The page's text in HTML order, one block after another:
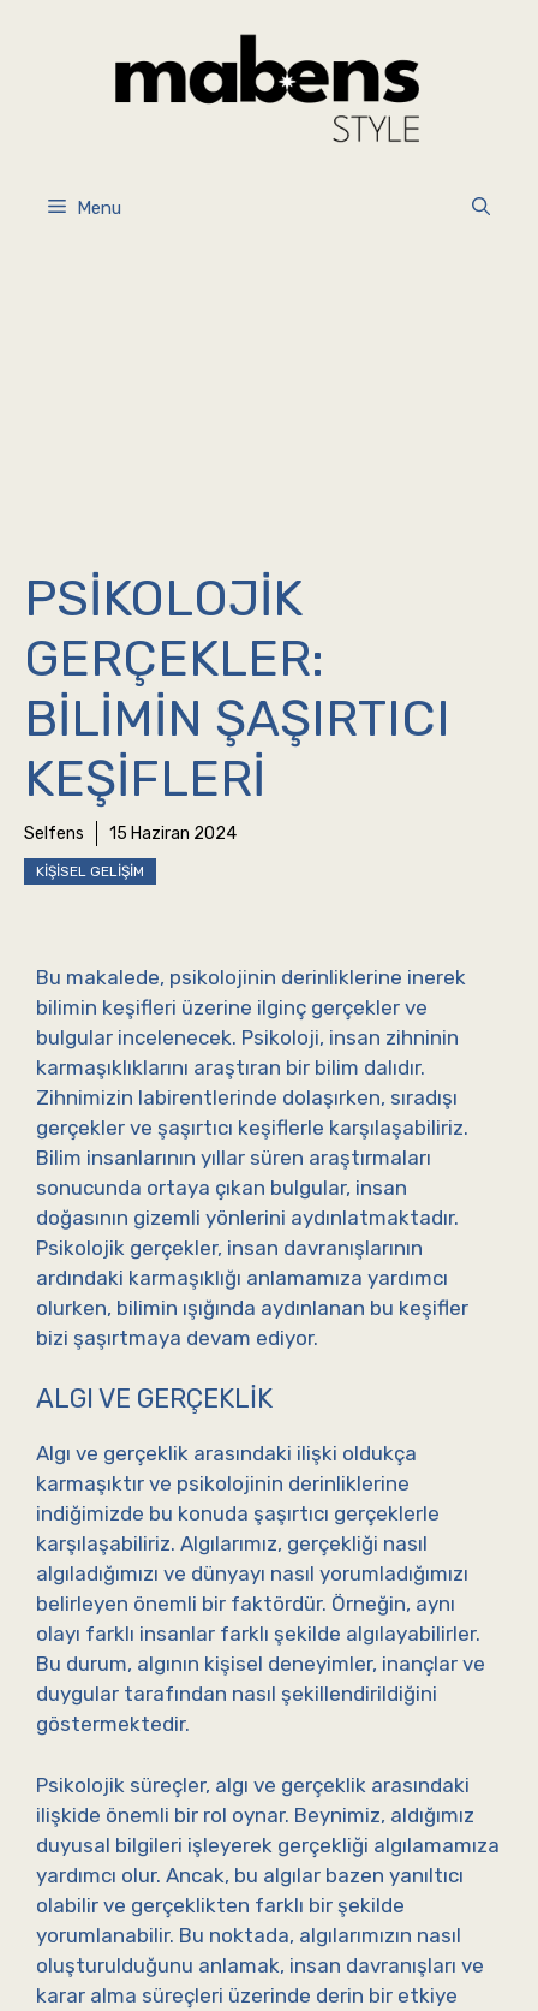
Menu
PSIKOLOJIK
GERÇEKLER:
BILIMIN ŞAŞIRTICI
KEŞIFLERI
Selfens 15 Haziran 2024
KIŞISEL GELIŞIM
Bu makalede, psikolojinin derinliklerine inerek
bilimin keşifleri üzerine ilginç gerçekler ve
bulgular incelenecek. Psikoloji, insan zihninin
karmaşıklıklarını araştıran bir bilim dalıdır.
Zihnimizin labirentlerinde dolaşırken, sıradışı
gerçekler ve şaşırtıcı keşiflerle karşılaşabiliriz.
Bilim insanlarının yıllar süren araştırmaları
sonucunda ortaya çıkan bulgular, insan
doğasının gizemli yönlerini aydınlatmaktadır.
Psikolojik gerçekler, insan davranışlarının
ardındaki karmaşıklığı anlamamıza yardımcı
olurken, bilimin ışığında aydınlanan bu keşifler
bizi şaşırtmaya devam ediyor.
ALGI VE GERÇEKLIK
Algı ve gerçeklik arasındaki ilişki oldukça
karmaşıktır ve psikolojinin derinliklerine
indiğimizde bu konuda şaşırtıcı gerçeklerle
karşılaşabiliriz. Algılarımız, gerçekliği nasıl
algıladığımızı ve dünyayı nasıl yorumladığımızı
belirleyen önemli bir faktördür. Örneğin, aynı
olayı farklı insanlar farklı şekilde algılayabilirler.
Bu durum, algının kişisel deneyimler, inançlar ve
duygular tarafından nasıl şekillendirildiğini
göstermektedir.
Psikolojik süreçler, algı ve gerçeklik arasındaki
ilişkide önemli bir rol oynar. Beynimiz, aldığımız
duyusal bilgileri işleyerek gerçekliği algılamamıza
yardımcı olur. Ancak, bu algılar bazen yanıltıcı
olabilir ve gerçeklikten farklı bir şekilde
yorumlanabilir. Bu noktada, algılarımızın nasıl
oluşturulduğunu anlamak, insan davranışları ve
karar alma süreçleri üzerinde derin bir etkiye